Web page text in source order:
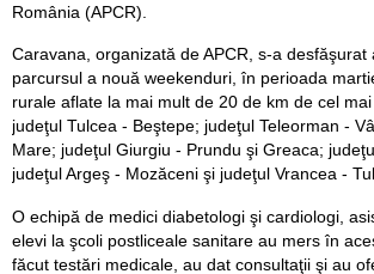
România (APCR).
Caravana, organizată de APCR, s-a desfăşurat
parcursul a nouă weekenduri, în perioada
rurale aflate la mai mult de 20 de km de cel
judeţul Tulcea - Beştepe; judeţul Teleorman -
Mare; judeţul Giurgiu - Prundu şi Greaca;
judeţul Argeş - Mozăceni şi judeţul Vrancea -
O echipă de medici diabetologi şi cardiologi,
elevi la şcoli postliceale sanitare au mers în
făcut testări medicale, au dat consultaţii şi au